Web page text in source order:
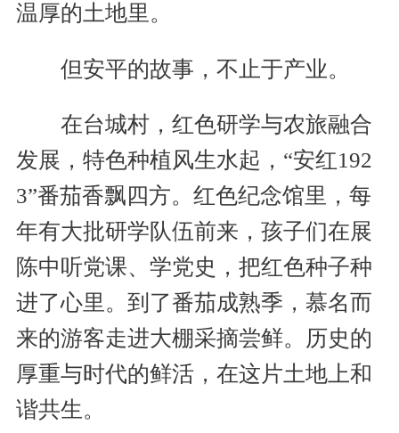
温厚的土地里。
但安平的故事，不止于产业。
在台城村，红色研学与农旅融合
发展，特色种植风生水起，“安红192
3”番茄香飘四方。红色纪念馆里，每
年有大批研学队伍前来，孩子们在展
陈中听党课、学党史，把红色种子种
进了心里。到了番茄成熟季，慕名而
来的游客走进大棚采摘尝鲜。历史的
厚重与时代的鲜活，在这片土地上和
谐共生。